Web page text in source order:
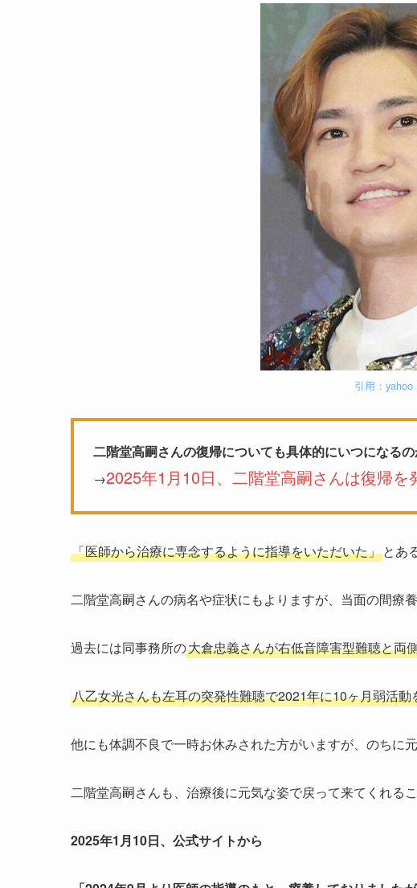
引用：yahoo
二階堂高嗣さんの復帰についても具体的にいつになるの
→2025年1月10日、二階堂高嗣さんは復帰を
「医師から治療に専念するように指導をいただいた」とあ
二階堂高嗣さんの病名や症状にもよりますが、当面の間療
過去には同事務所の大倉忠義さんが右低音障害型難聴と両
八乙女光さんも左耳の突発性難聴で2021年に10ヶ月弱活
他にも体調不良で一時お休みされた方がいますが、のちに
二階堂高嗣さんも、治療後に元気な姿で戻って来てくれるこ
2025年1月10日、公式サイトから